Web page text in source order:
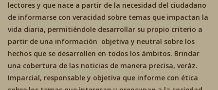
lectores y que nace a partir de la necesidad del ciudadano
de informarse con veracidad sobre temas que impactan la
vida diaria, permitiéndole desarrollar su propio criterio a
partir de una información objetiva y neutral sobre los
hechos que se desarrollen en todos los ámbitos. Brindar
una cobertura de las noticias de manera precisa, veráz.
Imparcial, responsable y objetiva que informe con ética